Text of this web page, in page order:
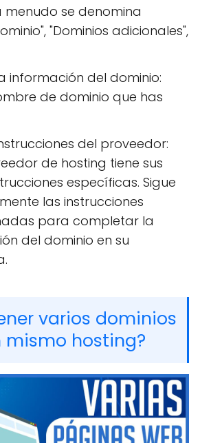
menudo se denomina
"Dominios adicionales",
información del dominio:
de dominio que has
del proveedor:
de hosting tiene sus
específicas. Sigue
las instrucciones
para completar la
del dominio en su
varios dominios
mismo hosting?